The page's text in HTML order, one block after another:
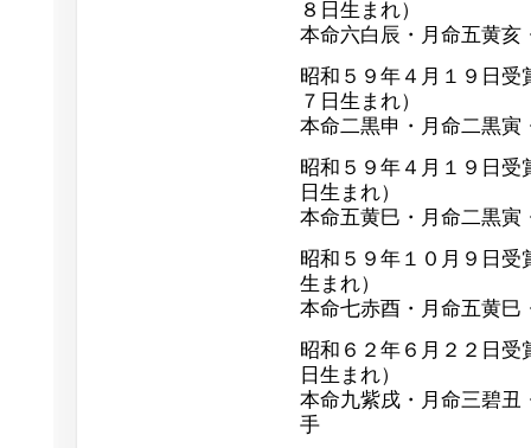
８日生まれ）
本命六白辰・月命五黄亥
昭和５９年４月１９日
７日生まれ）
本命二黒申・月命二黒寅
昭和５９年４月１９日
日生まれ）
本命五黄巳・月命二黒寅
昭和５９年１０月９日
生まれ）
本命七赤酉・月命五黄巳
昭和６２年６月２２日
日生まれ）
本命九紫戌・月命三碧丑
手